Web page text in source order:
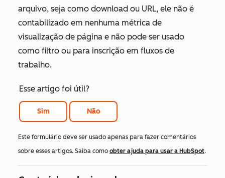
arquivo, seja como download ou URL, ele não é
contabilizado em nenhuma métrica de
visualização de página e não pode ser usado
como filtro ou para inscrição em fluxos de
trabalho.
Esse artigo foi útil?
Sim Não
Este formulário deve ser usado apenas para fazer comentários
sobre esses artigos. Saiba como obter ajuda para usar a HubSpot.